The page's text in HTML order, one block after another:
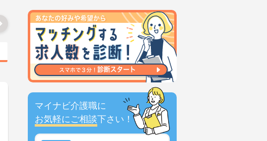
マイナビ介護職に
お気軽にご相談下さい！